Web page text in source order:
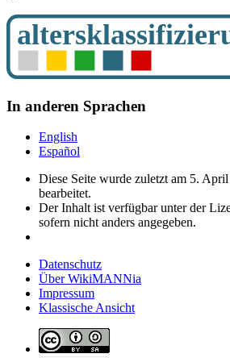
In anderen Sprachen
English
Español
Diese Seite wurde zuletzt am 5.
bearbeitet.
Der Inhalt ist verfügbar unter der
sofern nicht anders angegeben.
Datenschutz
Über WikiMANNia
Impressum
Klassische Ansicht